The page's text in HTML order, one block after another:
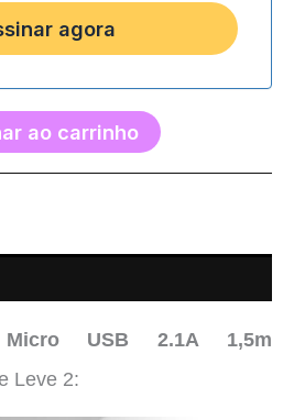
ao carrinho
USB 2.1A 1,5m
Leve 2: